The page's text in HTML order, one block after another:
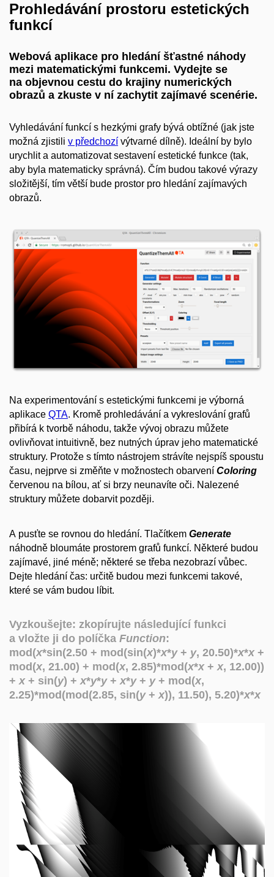
Prohledávání prostoru estetických
funkcí
Webová aplikace pro hledání šťastné náhody
mezi matematickými funkcemi. Vydejte se
na objevnou cestu do krajiny numerických
obrazů a zkuste v ní zachytit zajímavé scenérie.
Vyhledávání funkcí s hezkými grafy bývá obtížné (jak jste
možná zjistili v předchozí výtvarné dílně). Ideální by bylo
urychlit a automatizovat sestavení estetické funkce (tak,
aby byla matematicky správná). Čím budou takové výrazy
složitější, tím větší bude prostor pro hledání zajímavých
obrazů.
Na experimentování s estetickými funkcemi je výborná
aplikace QTA. Kromě prohledávání a vykreslování grafů
přibírá k tvorbě náhodu, takže vývoj obrazu můžete
ovlivňovat intuitivně, bez nutných úprav jeho matematické
struktury. Protože s tímto nástrojem strávíte nejspíš spoustu
času, nejprve si změňte v možnostech obarvení Coloring
červenou na bílou, ať si brzy neunavíte oči. Nalezené
struktury můžete dobarvit později.
A pusťte se rovnou do hledání. Tlačítkem Generate
náhodně bloumáte prostorem grafů funkcí. Některé budou
zajímavé, jiné méně; některé se třeba nezobrazí vůbec.
Dejte hledání čas: určitě budou mezi funkcemi takové,
které se vám budou líbit.
Vyzkoušejte: ​​zkopírujte následující funkci
a vložte ji do políčka Function:
mod(x*sin(2.50 + mod(sin(x)*x*y+ y, 20.50)*x*x +
mod(x, 21.00) + mod(x, 2.85)*mod(x*x +x, 12.00))
+x + sin(y) +x*y*y+x*y+ y+ mod(x,
2.25)*mod(mod(2.85, sin(y+x)), 11.50), 5.20)*x*x